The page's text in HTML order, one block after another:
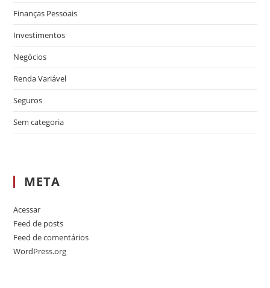
Finanças Pessoais
Investimentos
Negócios
Renda Variável
Seguros
Sem categoria
META
Acessar
Feed de posts
Feed de comentários
WordPress.org